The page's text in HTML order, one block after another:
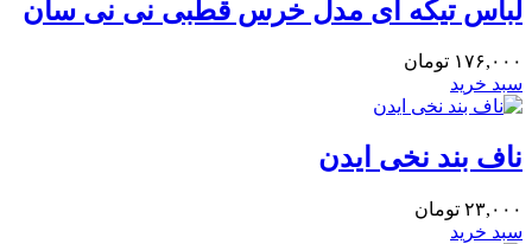
لباس تیکه ای مدل خرس قطبی نی نی سان
۱۷۶,۰۰۰ تومان
سبد خرید
ناف بند نخی ایدن
۲۳,۰۰۰ تومان
سبد خرید